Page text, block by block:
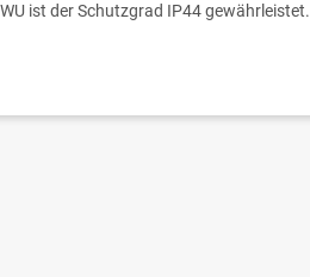
ist der Schutzgrad IP44 gewährleistet.